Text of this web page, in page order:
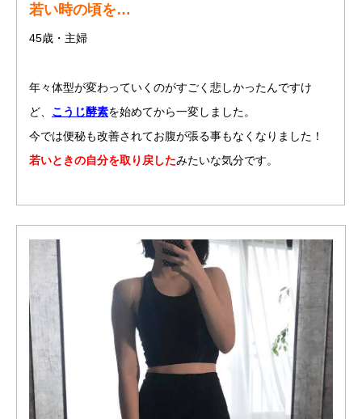
若い時の頃を…
45歳・主婦
年々体型が変わっていくのがすごく悲しかったんですけ
ど、 こうじ酵素を始めてから一変しました。
今では便秘も改善されてお腹が張る事もなくなりました！
若いときの自分を取り戻したみたいな気分です。